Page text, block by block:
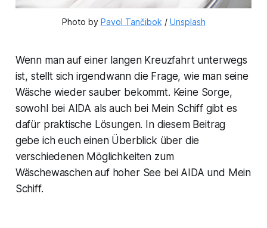
Photo by Pavol Tančibok / Unsplash
Wenn man auf einer langen Kreuzfahrt unterwegs
ist, stellt sich irgendwann die Frage, wie man seine
Wäsche wieder sauber bekommt. Keine Sorge,
sowohl bei AIDA als auch bei Mein Schiff gibt es
dafür praktische Lösungen. In diesem Beitrag
gebe ich euch einen Überblick über die
verschiedenen Möglichkeiten zum
Wäschewaschen auf hoher See bei AIDA und Mein
Schiff.